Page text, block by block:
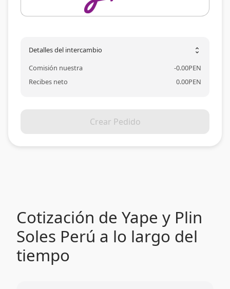
Detalles del intercambio unfold_more
Comisión nuestra -0.00PEN
Recibes neto
0.00PEN
Crear Pedido
Cotización de Yape y Plin
Soles Perú a lo largo del
tiempo